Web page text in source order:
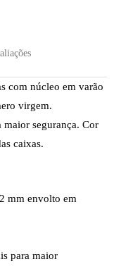
com núcleo em varão
virgem.
maior segurança. Cor
caixas.
mm envolto em
para maior